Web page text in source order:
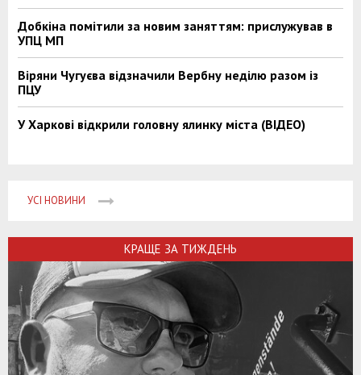
Добкіна помітили за новим заняттям: прислужував в
УПЦ МП
Віряни Чугуєва відзначили Вербну неділю разом із
ПЦУ
У Харкові відкрили головну ялинку міста (ВІДЕО)
УСІ НОВИНИ
КРАЩЕ ЗА ТИЖДЕНЬ